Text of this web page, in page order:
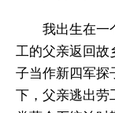
我出生在一
工的父亲返回故
子当作新四军探
下，父亲逃出劳